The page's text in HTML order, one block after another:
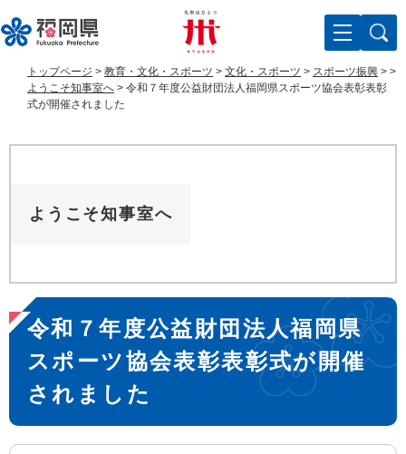
ー
ジ
す
ニ
ュ
し
トップページ > 教育・文化・スポーツ > 文化・スポーツ > スポーツ振興 > >
ようこそ知事室へ > 令和７年度公益財団法人福岡県スポーツ協会表彰表彰
式が開催されました
ようこそ知事室へ
本
文
令和７年度公益財団法人福岡県
スポーツ協会表彰表彰式が開催
されました